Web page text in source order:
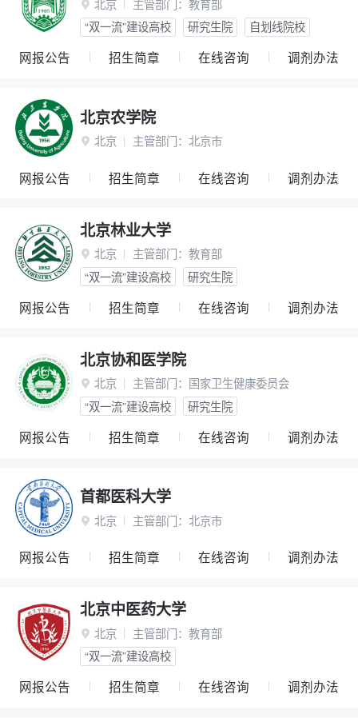
 北京 主管部门： 教育部
“双一流”建设高校
研究生院 自划线院校
网报公告 招生简章 在线咨询 调剂办法
北京农学院
 北京 主管部门： 北京市
网报公告 招生简章 在线咨询 调剂办法
北京林业大学
 北京 主管部门： 教育部
“双一流”建设高校
研究生院
网报公告 招生简章 在线咨询 调剂办法
北京协和医学院
 北京 主管部门： 国家卫生健康委员会
“双一流”建设高校
研究生院
网报公告 招生简章 在线咨询 调剂办法
首都医科大学
 北京 主管部门： 北京市
网报公告 招生简章 在线咨询 调剂办法
北京中医药大学
 北京 主管部门： 教育部
“双一流”建设高校
网报公告 招生简章 在线咨询 调剂办法